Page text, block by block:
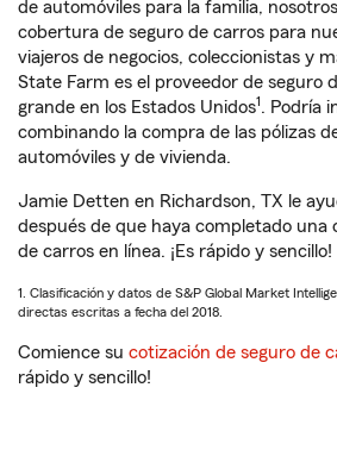
de automóviles para la familia,
cobertura de seguro de carros para
viajeros de negocios, coleccionistas y
State Farm es el proveedor de seguro
grande en los Estados Unidos1. Podría
combinando la compra de las pólizas
automóviles y de vivienda.
Jamie Detten en Richardson, TX le
después de que haya completado una
de carros en línea. ¡Es rápido y sencillo!
1. Clasificación y datos de S&P Global Market
directas escritas a fecha del 2018.
Comience su cotización de seguro de
rápido y sencillo!